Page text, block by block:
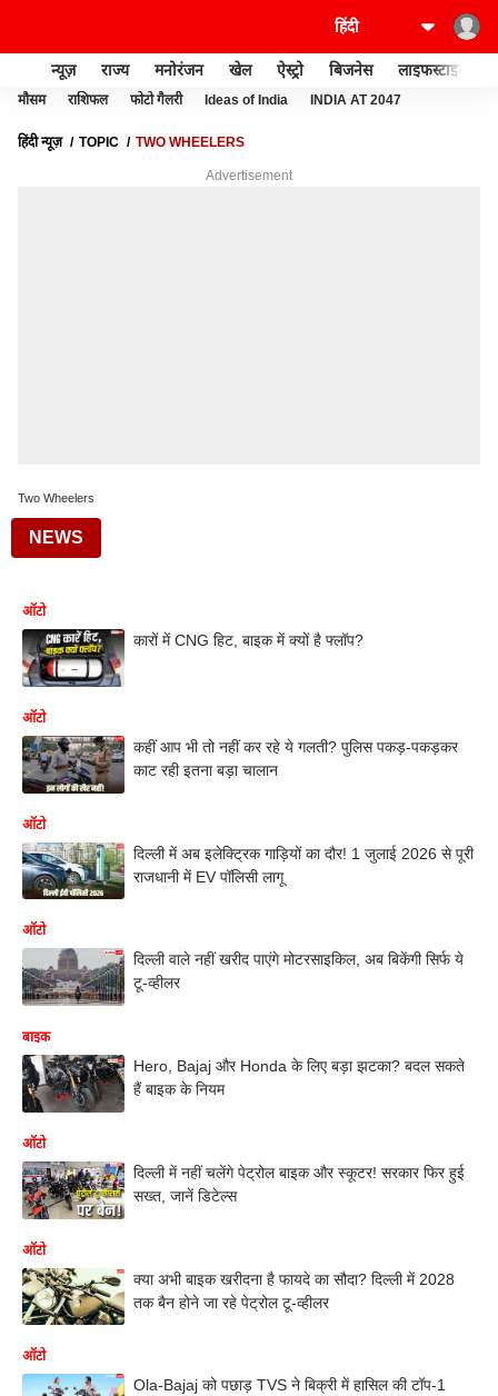
न्यूज़ राज्य मनोरंजन खेल ऐस्ट्रो बिजनेस लाइफस्टाइल
मौसम राशिफल फोटो गैलरी Ideas of India INDIA AT 2047
हिंदी न्यूज़ TOPIC TWO WHEELERS
Advertisement
Two Wheelers
NEWS
ऑटो
कारों में CNG हिट, बाइक में क्यों है फ्लॉप?
ऑटो
कहीं आप भी तो नहीं कर रहे ये गलती? पुलिस पकड़-पकड़कर
काट रही इतना बड़ा चालान
ऑटो
दिल्ली में अब इलेक्ट्रिक गाड़ियों का दौर! 1 जुलाई 2026 से पूरी
राजधानी में EV पॉलिसी लागू
ऑटो
दिल्ली वाले नहीं खरीद पाएंगे मोटरसाइकिल, अब बिकेंगी सिर्फ ये
टू-व्हीलर
बाइक
Hero, Bajaj और Honda के लिए बड़ा झटका? बदल सकते
हैं बाइक के नियम
ऑटो
दिल्ली में नहीं चलेंगे पेट्रोल बाइक और स्कूटर! सरकार फिर हुई
सख्त, जानें डिटेल्स
ऑटो
क्या अभी बाइक खरीदना है फायदे का सौदा? दिल्ली में 2028
तक बैन होने जा रहे पेट्रोल टू-व्हीलर
ऑटो
Ola-Bajaj को पछाड़ TVS ने बिक्री में हासिल की टॉप-1